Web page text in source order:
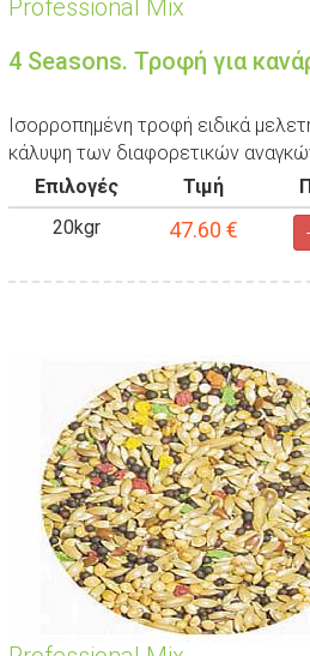
Professional Mix
4 Seasons. Τροφή για
Ισορροπημένη τροφή ειδικά
κάλυψη των διαφορετικών
Επιλογές
Τιμή
20kgr
47.60 € -